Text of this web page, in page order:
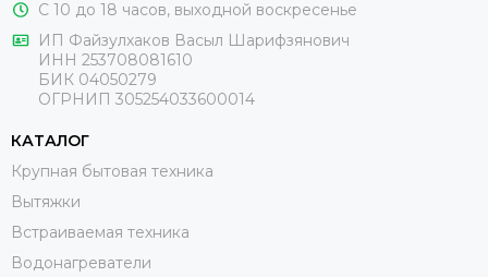
С 10 до 18 часов, выходной воскресенье
ИП Файзулхаков Васыл Шарифзянович
ИНН 253708081610
БИК 04050279
ОГРНИП 305254033600014
КАТАЛОГ
Крупная бытовая техника
Вытяжки
Встраиваемая техника
Водонагреватели